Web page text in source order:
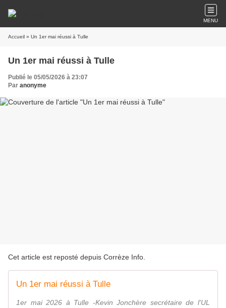
MENU
Accueil » Un 1er mai réussi à Tulle
Un 1er mai réussi à Tulle
Publié le 05/05/2026 à 23:07
Par anonyme
Cet article est reposté depuis Corrèze Info
Un 1er mai réussi à Tulle
1er mai 2026 à Tulle -Kevin Jonchère secrétaire de l'UL